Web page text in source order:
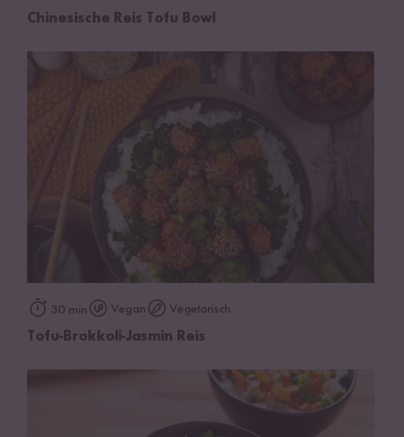
Chinesische Reis Tofu Bowl
30 min Vegan Vegetarisch
Tofu-Brokkoli-Jasmin Reis